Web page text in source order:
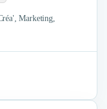
Marketing,